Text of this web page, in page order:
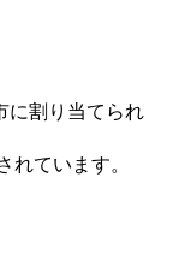
に割り当てられ
れています。